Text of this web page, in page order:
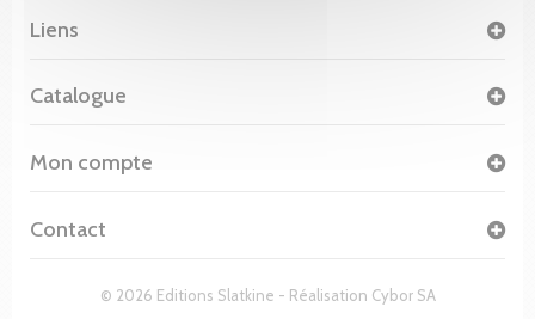
© 2026 Editions Slatkine - Réalisation Cybor SA
Liens
Catalogue
Mon compte
Contact